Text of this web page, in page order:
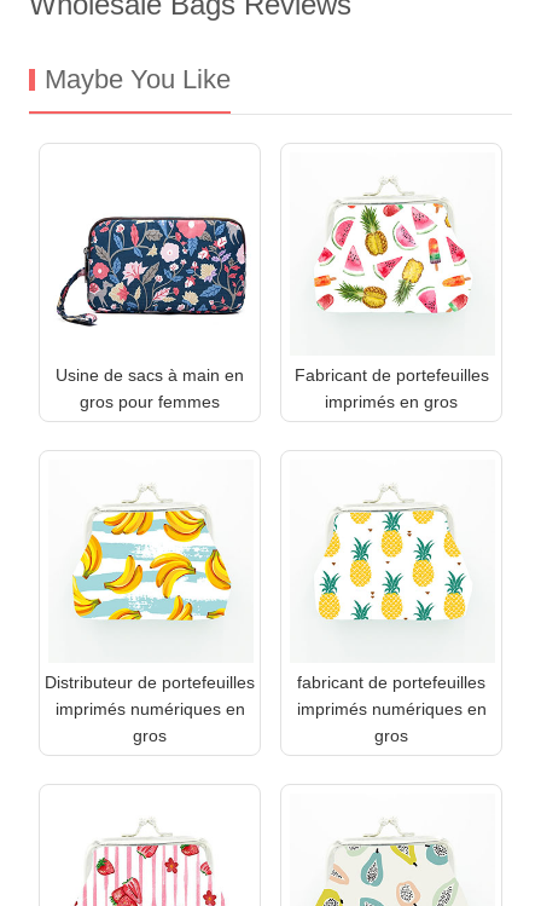
Maybe You Like
Usine de sacs à main en
gros pour femmes
Fabricant de portefeuilles
imprimés en gros
Distributeur de portefeuilles
imprimés numériques en
gros
fabricant de portefeuilles
imprimés numériques en
gros